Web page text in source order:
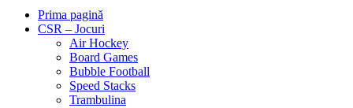
Prima pagină
CSR – Jocuri
Air Hockey
Board Games
Bubble Football
Speed Stacks
Trambulina